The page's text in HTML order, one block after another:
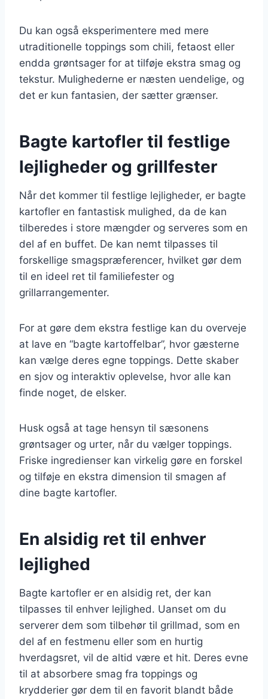
Du kan også eksperimentere med mere
utraditionelle toppings som chili, fetaost eller
endda grøntsager for at tilføje ekstra smag og
tekstur. Mulighederne er næsten uendelige, og
det er kun fantasien, der sætter grænser.
Bagte kartofler til festlige
lejligheder og grillfester
Når det kommer til festlige lejligheder, er bagte
kartofler en fantastisk mulighed, da de kan
tilberedes i store mængder og serveres som en
del af en buffet. De kan nemt tilpasses til
forskellige smagspræferencer, hvilket gør dem
til en ideel ret til familiefester og
grillarrangementer.
For at gøre dem ekstra festlige kan du overveje
at lave en “bagte kartoffelbar”, hvor gæsterne
kan vælge deres egne toppings. Dette skaber
en sjov og interaktiv oplevelse, hvor alle kan
finde noget, de elsker.
Husk også at tage hensyn til sæsonens
grøntsager og urter, når du vælger toppings.
Friske ingredienser kan virkelig gøre en forskel
og tilføje en ekstra dimension til smagen af
dine bagte kartofler.
En alsidig ret til enhver
lejlighed
Bagte kartofler er en alsidig ret, der kan
tilpasses til enhver lejlighed. Uanset om du
serverer dem som tilbehør til grillmad, som en
del af en festmenu eller som en hurtig
hverdagsret, vil de altid være et hit. Deres evne
til at absorbere smag fra toppings og
krydderier gør dem til en favorit blandt både